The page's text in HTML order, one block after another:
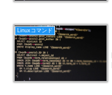
Linuxコマンド